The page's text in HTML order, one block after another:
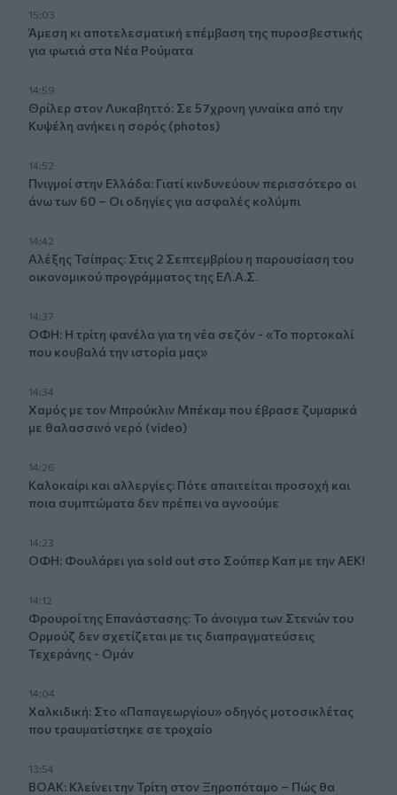
15:03
Άμεση κι αποτελεσματική επέμβαση της πυροσβεστικής
για φωτιά στα Νέα Ρούματα
14:59
Θρίλερ στον Λυκαβηττό: Σε 57χρονη γυναίκα από την
Κυψέλη ανήκει η σορός (photos)
14:52
Πνιγμοί στην Ελλάδα: Γιατί κινδυνεύουν περισσότερο οι
άνω των 60 – Οι οδηγίες για ασφαλές κολύμπι
14:42
Αλέξης Τσίπρας: Στις 2 Σεπτεμβρίου η παρουσίαση του
οικονομικού προγράμματος της ΕΛ.Α.Σ.
14:37
ΟΦΗ: Η τρίτη φανέλα για τη νέα σεζόν - «Το πορτοκαλί
που κουβαλά την ιστορία μας»
14:34
Χαμός με τον Μπρούκλιν Μπέκαμ που έβρασε ζυμαρικά
με θαλασσινό νερό (video)
14:26
Καλοκαίρι και αλλεργίες: Πότε απαιτείται προσοχή και
ποια συμπτώματα δεν πρέπει να αγνοούμε
14:23
ΟΦΗ: Φουλάρει για sold out στο Σούπερ Καπ με την ΑΕΚ!
14:12
Φρουροί της Επανάστασης: Το άνοιγμα των Στενών του
Ορμούζ δεν σχετίζεται με τις διαπραγματεύσεις
Τεχεράνης - Ομάν
14:04
Χαλκιδική: Στο «Παπαγεωργίου» οδηγός μοτοσικλέτας
που τραυματίστηκε σε τροχαίο
13:54
ΒΟΑΚ: Κλείνει την Τρίτη στον Ξηροπόταμο – Πώς θα